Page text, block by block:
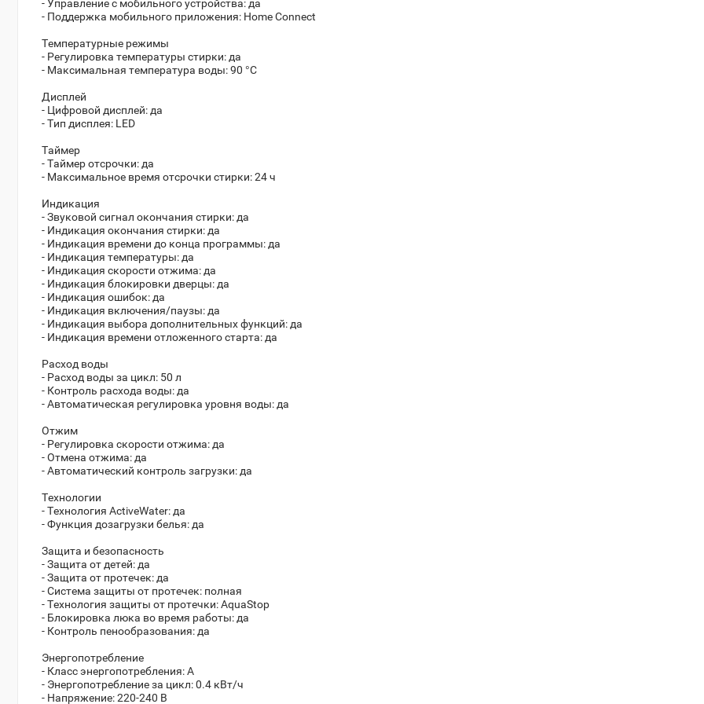
- Управление c мобильного устройства: да
- Поддержка мобильного приложения: Home Connect
Температурные режимы
- Регулировка температуры стирки: да
- Максимальная температура воды: 90 °С
Дисплей
- Цифровой дисплей: да
- Тип дисплея: LED
Таймер
- Таймер отсрочки: да
- Максимальное время отсрочки стирки: 24 ч
Индикация
- Звуковой сигнал окончания стирки: да
- Индикация окончания стирки: да
- Индикация времени до конца программы: да
- Индикация температуры: да
- Индикация скорости отжима: да
- Индикация блокировки дверцы: да
- Индикация ошибок: да
- Индикация включения/паузы: да
- Индикация выбора дополнительных функций: да
- Индикация времени отложенного старта: да
Расход воды
- Расход воды за цикл: 50 л
- Контроль расхода воды: да
- Автоматическая регулировка уровня воды: да
Отжим
- Регулировка скорости отжима: да
- Отмена отжима: да
- Автоматический контроль загрузки: да
Технологии
- Технология ActiveWater: да
- Функция дозагрузки белья: да
Защита и безопасность
- Защита от детей: да
- Защита от протечек: да
- Система защиты от протечек: полная
- Технология защиты от протечки: AquaStop
- Блокировка люка во время работы: да
- Контроль пенообразования: да
Энергопотребление
- Класс энергопотребления: A
- Энергопотребление за цикл: 0.4 кВт/ч
- Напряжение: 220-240 В